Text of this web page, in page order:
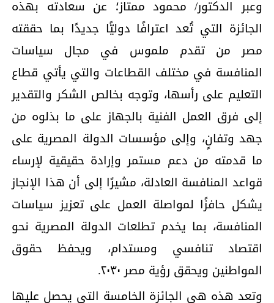
وعبر الدكتور/ محمود ممتاز؛ عن سعادته بهذه
الجائزة التي تُعد اعترافًا دوليًّا جديدًا بما حققته
مصر من تقدم ملموس في مجال سياسات
المنافسة في مختلف القطاعات والتي يأتي قطاع
التعليم على رأسها، وتوجه بخالص الشكر والتقدير
إلى فرق العمل الفنية بالجهاز على ما بذلوه من
جهد وتفانٍ، وإلى مؤسسات الدولة المصرية على
ما قدمته من دعم مستمر وإرادة حقيقية لإرساء
قواعد المنافسة العادلة، مشيرًا إلى أن هذا الإنجاز
يشكل حافزًا لمواصلة العمل على تعزيز سياسات
المنافسة، بما يخدم تطلعات الدولة المصرية نحو
اقتصاد تنافسي ومستدام، ويحفظ حقوق
المواطنين ويحقق رؤية مصر ٢٠٣٠.
وتعد هذه هي الجائزة الخامسة التي يحصل عليها